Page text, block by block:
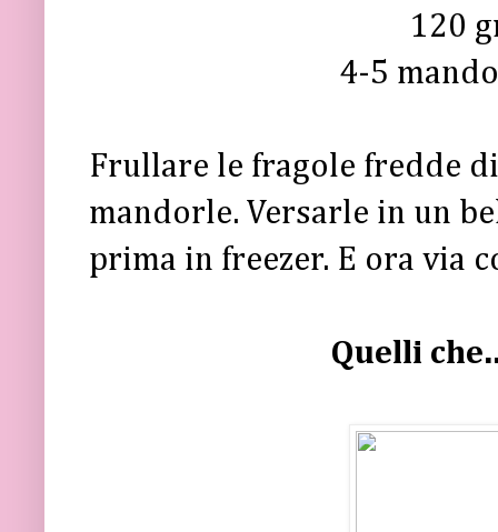
120
4-5
Frullare le fragole fredde
mandorle. Versarle in un
prima in freezer. E ora via
Quelli